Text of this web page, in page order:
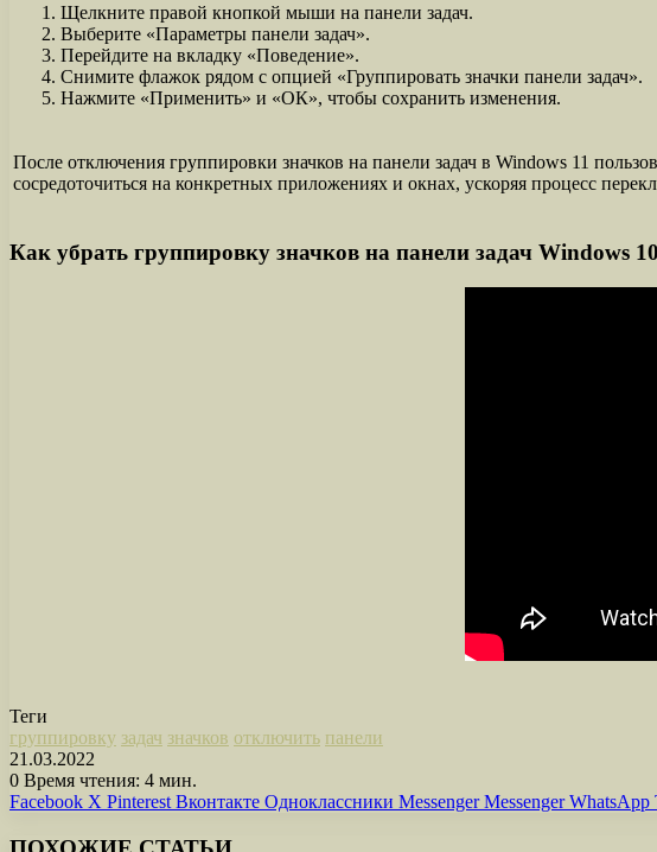
Щелкните правой кнопкой мыши на панели задач.
Выберите «Параметры панели задач».
Перейдите на вкладку «Поведение».
Снимите флажок рядом с опцией «Группировать значки панели задач».
Нажмите «Применить» и «ОК», чтобы сохранить изменения.
После отключения группировки значков на панели задач в Windows 11
сосредоточиться на конкретных приложениях и окнах, ускоряя процесс
Как убрать группировку значков на панели задач Windows 10
Теги
группировку задач значков отключить панели
21.03.2022
0 Время чтения: 4 мин.
Facebook X Pinterest Вконтакте Одноклассники Messenger Messenger WhatsApp